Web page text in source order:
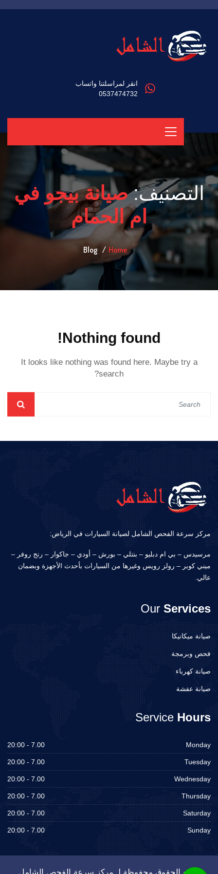
انقر لمراسلتنا واتساب
0537474732
التصنيف:صيانة بيجو في
ام الحمام
Home
Blog
Nothing found!
It looks like nothing was found here. Maybe try a
search?
مركز سرعة الفحص الشامل لصيانة السيارات في الرياض:
مرسيدس – بي ام دبليو – بنتلي – بورش – أودي – جاكوار – رنج روفر –
ميني كوبر – رولز رويس وغيرها من السيارات بأحدث الأجهزة وبضمان
عالي.
Our Services
صيانة ميكانيكا
فحص وبرمجة
صيانة كهرباء
صيانة عفشة
Service Hours
Monday
7.00 - 20:00
Tuesday
7.00 - 20:00
Wednesday
7.00 - 20:00
Thursday
7.00 - 20:00
Saturday
7.00 - 20:00
Sunday
7.00 - 20:00